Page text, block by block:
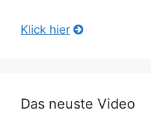
Klick hier
Das neuste Video